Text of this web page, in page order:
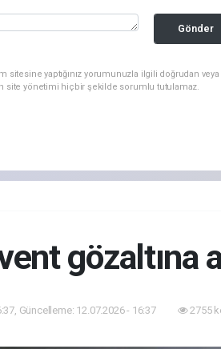
Gönder
yaptığınız yorumunuzla ilgili doğrudan veya
site yönetimi hiçbir şekilde sorumlu tutulamaz.
gözaltına
Güncelleme: 12.07.2026 - 16:37 2755